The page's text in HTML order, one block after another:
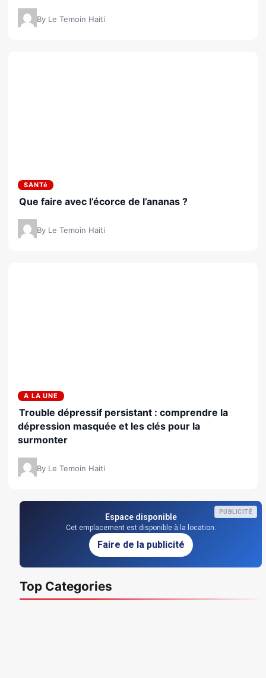
By Le Temoin Haiti
SANTé
Que faire avec l’écorce de l’ananas ?
By Le Temoin Haiti
A LA UNE
Trouble dépressif persistant : comprendre la
dépression masquée et les clés pour la
surmonter
By Le Temoin Haiti
PUBLICITÉ
Espace disponible
Cet emplacement est disponible à la location.
Faire de la publicité
Top Categories